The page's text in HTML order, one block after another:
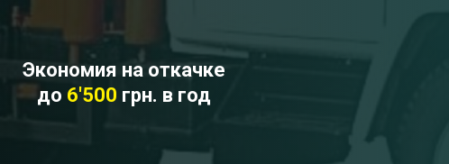
Экономия на откачке
до 6'500 грн. в год